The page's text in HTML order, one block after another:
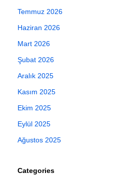
Temmuz 2026
Haziran 2026
Mart 2026
Şubat 2026
Aralık 2025
Kasım 2025
Ekim 2025
Eylül 2025
Ağustos 2025
Categories